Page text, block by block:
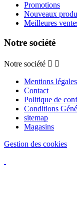
Promotions
Nouveaux
Meilleures
Notre société
Notre société  
Mentions légales
Contact
Politique de
Conditions
sitemap
Magasins
Gestion des cookies